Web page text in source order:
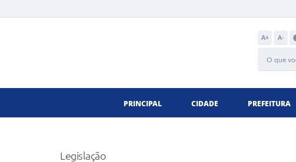
A+ A-
PRINCIPAL CIDADE PREFEITURA
Legislação